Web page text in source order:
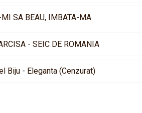
SA BEAU, IMBATA-MA
- SEIC DE ROMANIA
Biju - Eleganta (Cenzurat)